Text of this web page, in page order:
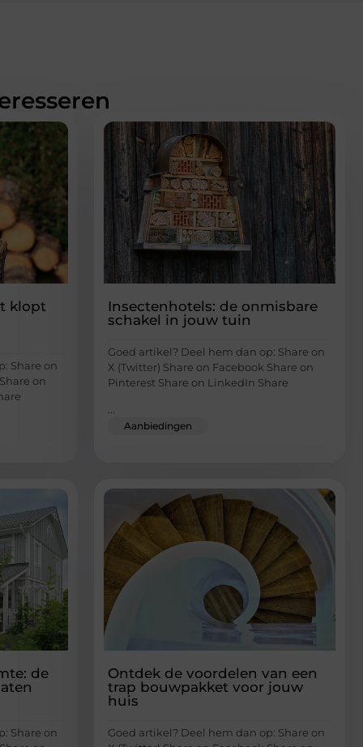
klopt
Share on
on
Insectenhotels: de onmisbare
schakel in jouw tuin
Goed artikel? Deel hem dan op: Share on
X (Twitter) Share on Facebook Share on
Pinterest Share on LinkedIn Share
...
Aanbiedingen
de
Share on
Ontdek de voordelen van een
trap bouwpakket voor jouw
huis
Goed artikel? Deel hem dan op: Share on